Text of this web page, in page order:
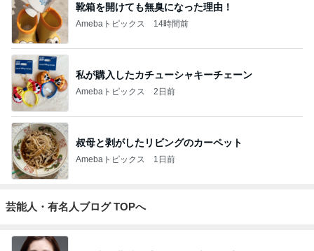
靴箱を開けても無臭になった理由！
Amebaトピックス 14時間前
私が購入したカチューシャキーチェーン
Amebaトピックス 2日前
叔母と剥がしたリビングのカーペット
Amebaトピックス 1日前
芸能人・有名人ブログ TOPへ